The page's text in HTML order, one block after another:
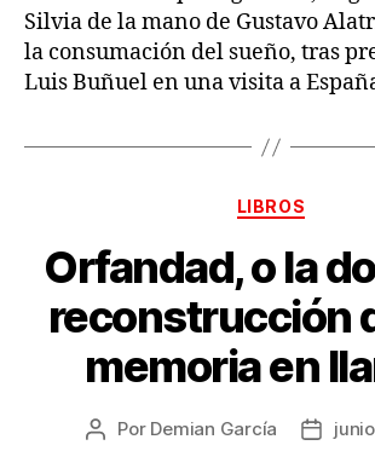
Silvia de la mano de Gustavo
la consumación del sueño, tras
Luis Buñuel en una visita a
Categorías
LIBROS
Orfandad, o la
reconstrucción
memoria en
Autor
Por Demian García
Fecha